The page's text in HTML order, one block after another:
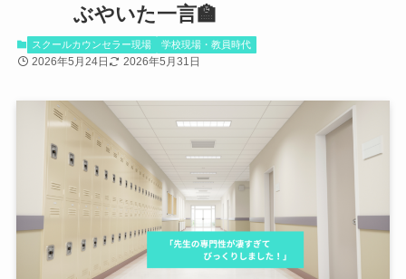
ぶやいた一言🏫
スクールカウンセラー現場 学校現場・教員時代
2026年5月24日 2026年5月31日